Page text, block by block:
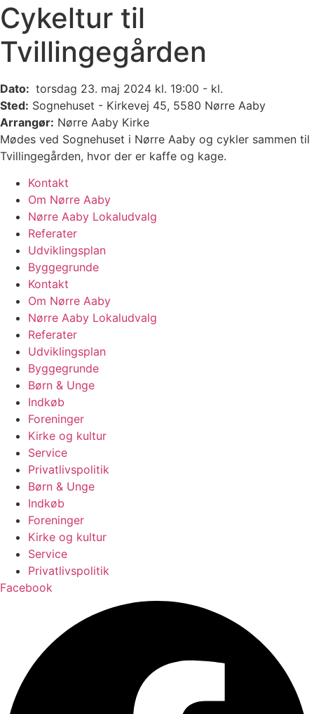
Cykeltur til
Tvillingegården
Dato: torsdag 23. maj 2024 kl. 19:00 - kl.
Sted: Sognehuset - Kirkevej 45, 5580 Nørre Aaby
Arrangør: Nørre Aaby Kirke
Mødes ved Sognehuset i Nørre Aaby og cykler sammen til
Tvillingegården, hvor der er kaffe og kage.
Kontakt
Om Nørre Aaby
Nørre Aaby Lokaludvalg
Referater
Udviklingsplan
Byggegrunde
Kontakt
Om Nørre Aaby
Nørre Aaby Lokaludvalg
Referater
Udviklingsplan
Byggegrunde
Børn & Unge
Indkøb
Foreninger
Kirke og kultur
Service
Privatlivspolitik
Børn & Unge
Indkøb
Foreninger
Kirke og kultur
Service
Privatlivspolitik
Facebook